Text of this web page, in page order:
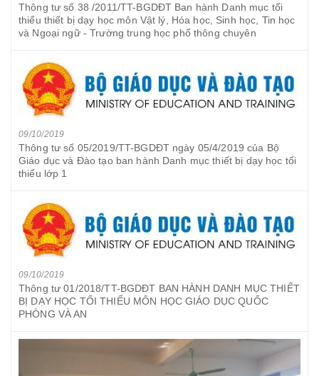
Thông tư số 38 /2011/TT-BGDĐT Ban hành Danh mục tối
thiểu thiết bị dạy học môn Vật lý, Hóa học, Sinh học, Tin học
và Ngoại ngữ - Trường trung học phổ thông chuyên
09/10/2019
Thông tư số 05/2019/TT-BGDĐT ngày 05/4/2019 của Bộ
Giáo dục và Đào tạo ban hành Danh mục thiết bị dạy học tối
thiểu lớp 1
09/10/2019
Thông tư 01/2018/TT-BGDĐT BAN HÀNH DANH MỤC THIẾT
BỊ DẠY HỌC TỐI THIỂU MÔN HỌC GIÁO DỤC QUỐC
PHÒNG VÀ AN